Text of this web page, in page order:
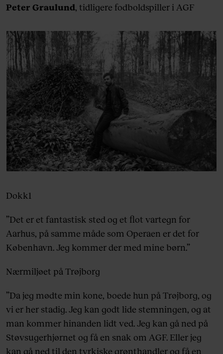
Peter Graulund, tidligere fodboldspiller i AGF
Dokk1
”Det er et fantastisk sted og et flot vartegn for
Aarhus, på samme måde som Operaen er det for
København. Jeg kommer der med mine børn.”
Nærmiljøet på Trøjborg
”Da jeg mødte min kone, boede hun på Trøjborg, og
vi er her stadig. Jeg kan godt lide stemningen, og at
man kommer hinanden lidt ved. Jeg kan gå ned på
Støvsugerhjørnet og få en snak om AGF. Eller jeg
kan gå ned til den tyrkiske grønthandler og få en